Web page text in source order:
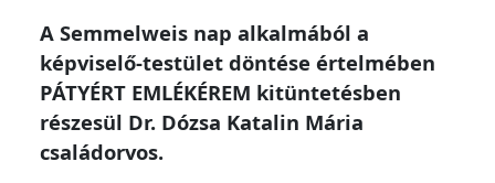
A Semmelweis nap alkalmából a
képviselő-testület döntése értelmében
PÁTYÉRT EMLÉKÉREM kitüntetésben
részesül Dr. Dózsa Katalin Mária
családorvos.